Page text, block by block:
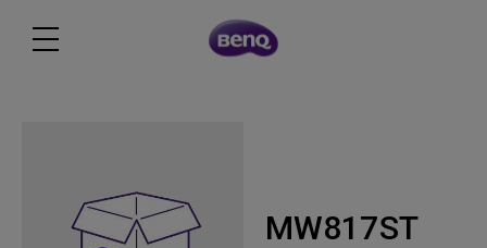
MW817ST